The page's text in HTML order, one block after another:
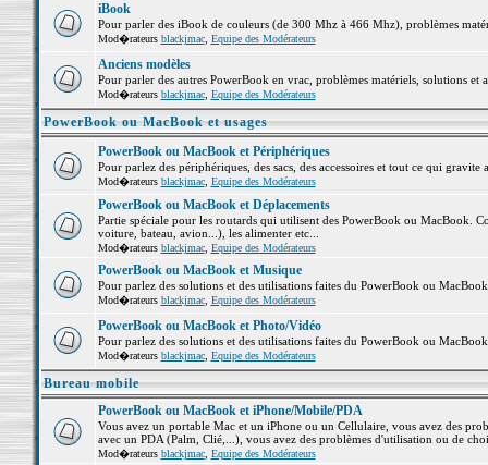
iBook
Pour parler des iBook de couleurs (de 300 Mhz à 466 Mhz), problèmes
Mod�rateurs blackjmac, Equipe des Modérateurs
Anciens modèles
Pour parler des autres PowerBook en vrac, problèmes matériels, solutions et
Mod�rateurs blackjmac, Equipe des Modérateurs
PowerBook ou MacBook et usages
PowerBook ou MacBook et Périphériques
Pour parlez des périphériques, des sacs, des accessoires et tout ce qui
Mod�rateurs blackjmac, Equipe des Modérateurs
PowerBook ou MacBook et Déplacements
Partie spéciale pour les routards qui utilisent des PowerBook ou MacBook.
voiture, bateau, avion...), les alimenter etc...
Mod�rateurs blackjmac, Equipe des Modérateurs
PowerBook ou MacBook et Musique
Pour parlez des solutions et des utilisations faites du PowerBook ou
Mod�rateurs blackjmac, Equipe des Modérateurs
PowerBook ou MacBook et Photo/Vidéo
Pour parlez des solutions et des utilisations faites du PowerBook ou
Mod�rateurs blackjmac, Equipe des Modérateurs
Bureau mobile
PowerBook ou MacBook et iPhone/Mobile/PDA
Vous avez un portable Mac et un iPhone ou un Cellulaire, vous avez des
avec un PDA (Palm, Clié,...), vous avez des problèmes d'utilisation ou de
Mod�rateurs blackjmac, Equipe des Modérateurs